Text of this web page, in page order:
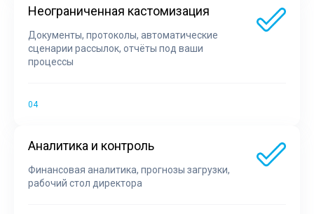
Неограниченная кастомизация
Документы, протоколы, автоматические
сценарии рассылок, отчёты под ваши
процессы
Аналитика и контроль
Финансовая аналитика, прогнозы загрузки,
рабочий стол директора